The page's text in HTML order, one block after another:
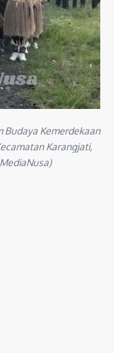
Budaya Kemerdekaan
Karangjati,